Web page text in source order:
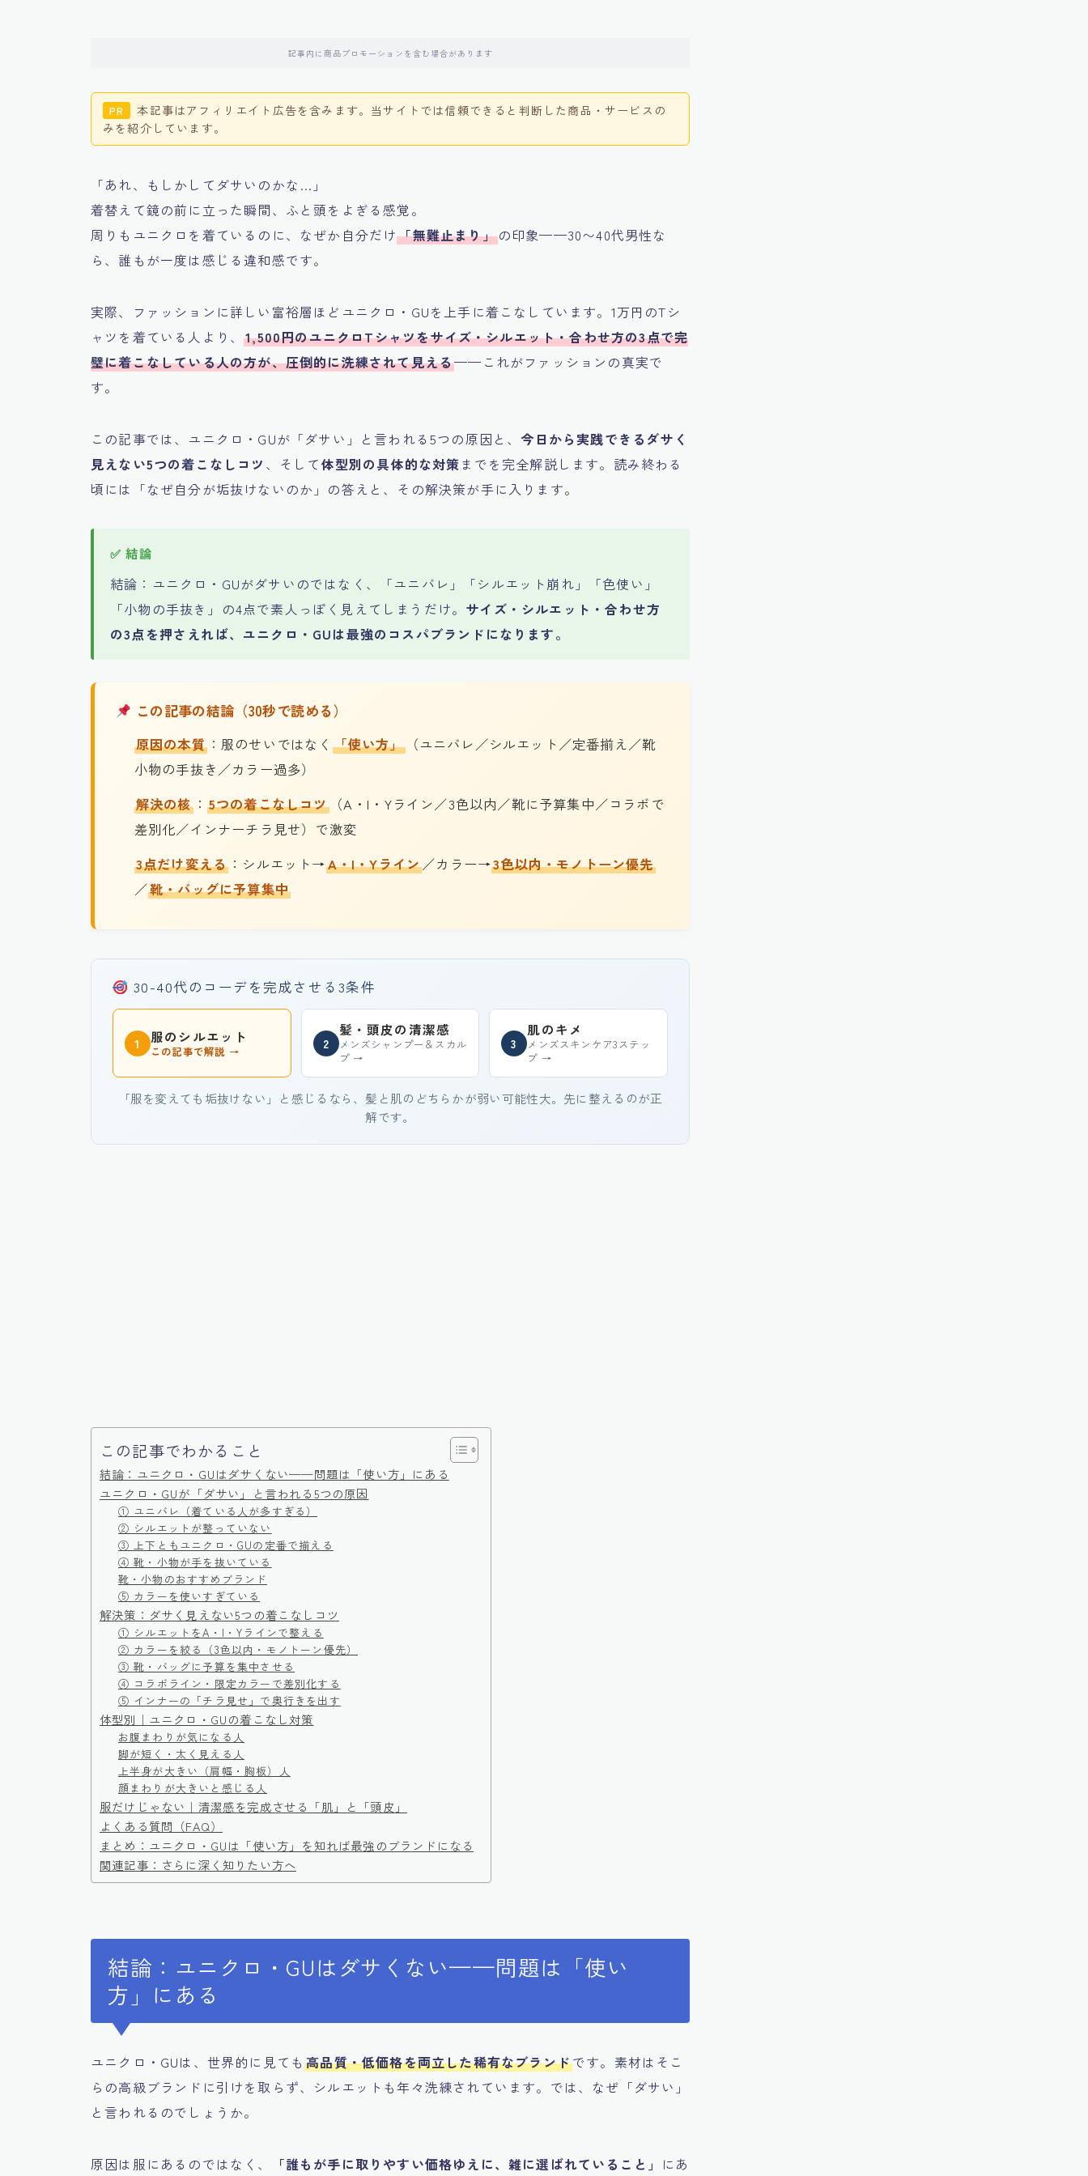
記事内に商品プロモーションを含む場合があります
PR
本記事はアフィリエイト広告を含みます。当サイトでは信頼できると判断した商品・サービスの
みを紹介しています。
「あれ、もしかしてダサいのかな…」
着替えて鏡の前に立った瞬間、ふと頭をよぎる感覚。
周りもユニクロを着ているのに、なぜか自分だけ「無難止まり」の印象——30〜40代男性な
ら、誰もが一度は感じる違和感です。
実際、ファッションに詳しい富裕層ほどユニクロ・GUを上手に着こなしています。1万円のTシ
ャツを着ている人より、1,500円のユニクロTシャツをサイズ・シルエット・合わせ方の3点で完
璧に着こなしている人の方が、圧倒的に洗練されて見える——これがファッションの真実で
す。
この記事では、ユニクロ・GUが「ダサい」と言われる5つの原因と、今日から実践できるダサく
見えない5つの着こなしコツ 、そして体型別の具体的な対策までを完全解説します。読み終わる
頃には「なぜ自分が垢抜けないのか」の答えと、その解決策が手に入ります。
結論：ユニクロ・GUがダサいのではなく、「ユニバレ」「シルエット崩れ」「色使い」
「小物の手抜き」の4点で素人っぽく見えてしまうだけ。 サイズ・シルエット・合わせ方
の3点を押さえれば、ユニクロ・GUは最強のコスパブランドになります。
この記事の結論（30秒で読める）
原因の本質：服のせいではなく 「使い方」（ユニバレ／シルエット／定番揃え／靴
小物の手抜き／カラー過多）
解決の核： 5つの着こなしコツ（A・I・Yライン／3色以内／靴に予算集中／コラボで
差別化／インナーチラ見せ）で激変
3点だけ変える ：シルエット→A・I・Yライン／カラー→3色以内・モノトーン優先
／靴・バッグに予算集中
30-40代のコーデを完成させる3条件
1 服のシルエット
この記事で解説 → 2
髪・頭皮の清潔感
メンズシャンプー＆スカル
プ →
3
肌のキメ
メンズスキンケア3ステッ
プ →
「服を変えても垢抜けない」と感じるなら、髪と肌のどちらかが弱い可能性大。先に整えるのが正
解です。
この記事でわかること
結論：ユニクロ・GUはダサくない——問題は「使い方」にある
ユニクロ・GUが「ダサい」と言われる5つの原因
① ユニバレ（着ている人が多すぎる）
② シルエットが整っていない
③ 上下ともユニクロ・GUの定番で揃える
④ 靴・小物が手を抜いている
靴・小物のおすすめブランド
⑤ カラーを使いすぎている
解決策：ダサく見えない5つの着こなしコツ
① シルエットをA・I・Yラインで整える
② カラーを絞る（3色以内・モノトーン優先）
③ 靴・バッグに予算を集中させる
④ コラボライン・限定カラーで差別化する
⑤ インナーの「チラ見せ」で奥行きを出す
体型別｜ユニクロ・GUの着こなし対策
お腹まわりが気になる人
脚が短く・太く見える人
上半身が大きい（肩幅・胸板）人
顔まわりが大きいと感じる人
服だけじゃない｜清潔感を完成させる「肌」と「頭皮」
よくある質問（FAQ）
まとめ：ユニクロ・GUは「使い方」を知れば最強のブランドになる
関連記事：さらに深く知りたい方へ
結論：ユニクロ・GUはダサくない——問題は「使い
方」にある
ユニクロ・GUは、世界的に見ても高品質・低価格を両立した稀有なブランドです。素材はそこ
らの高級ブランドに引けを取らず、シルエットも年々洗練されています。では、なぜ「ダサい」
と言われるのでしょうか。
原因は服にあるのではなく、 「誰もが手に取りやすい価格ゆえに、雑に選ばれていること」 にあ